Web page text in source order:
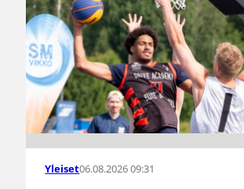
Yleiset06.08.2026 09:31